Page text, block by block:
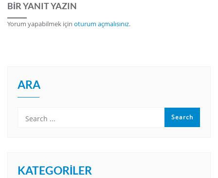
BIR YANIT YAZIN
Yorum yapabilmek için oturum açmalısınız.
ARA
KATEGORILER